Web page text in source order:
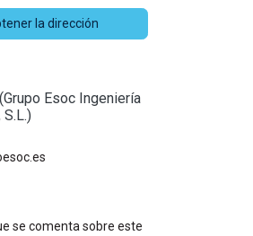
la dirección
Esoc Ingeniería
se comenta sobre este